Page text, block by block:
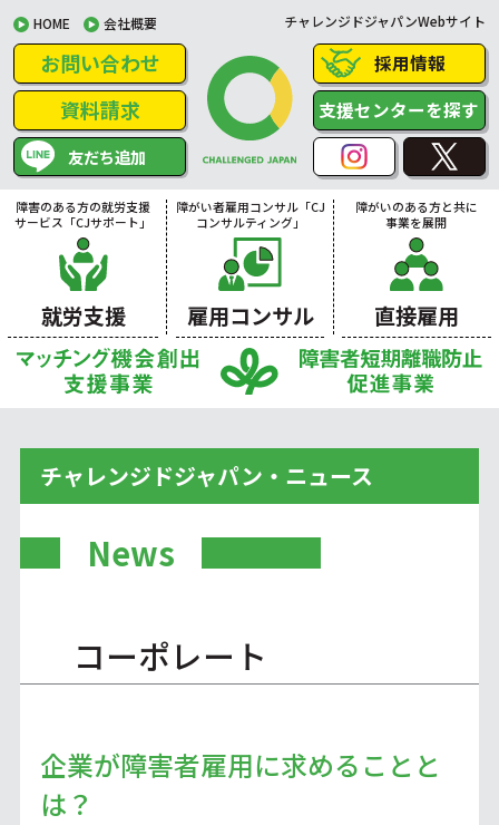
HOME 会社概要 チャレンジドジャパンWebサイト
お問い合わせ
資料請求
友だち追加
採用情報
支援センターを探す
障害のある方の就労支援
サービス「CJサポート」
就労支援
障がい者雇用コンサル「CJ
コンサルティング」
雇用コンサル
障がいのある方と共に
事業を展開
直接雇用
チャレンジドジャパン・ニュース
News
コーポレート
企業が障害者雇用に求めることと
は？